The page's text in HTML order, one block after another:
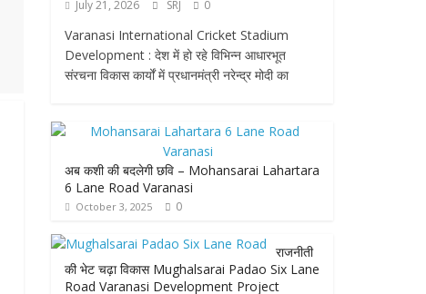
July 21, 2026 SRJ 0
Varanasi International Cricket Stadium
Development : देश में हो रहे विभिन्न आधारभूत
संरचना विकास कार्यों में प्रधानमंत्री नरेन्द्र मोदी का
अब कशी की बदलेगी छवि – Mohansarai Lahartara
6 Lane Road Varanasi
October 3, 2025 0
राजनीती
की भेट चढ़ा विकास Mughalsarai Padao Six Lane
Road Varanasi Development Project